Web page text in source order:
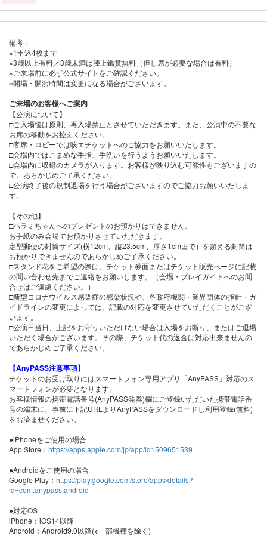
備考：
※1申込4枚まで
※3歳以上有料／3歳未満は膝上鑑賞無料（但し席が必要な場合は有料）
※ご来場前に必ず公式サイトをご確認ください。
※開場・開演時間は変更になる場合がございます。
ご来場のお客様へご案内
【公演について】
□ご入場後は原則、再入場禁止とさせていただきます。また、公演中の不要な
お席の移動をお控えください。
□客席・ロビーでは咳エチケットへのご協力をお願いいたします。
□会場内ではこまめな手指、手洗いを行うようお願いいたします。
□会場内に収録のカメラが入ります。お客様が映り込む可能性もございますの
で、あらかじめご了承ください。
□公演終了後の規制退場を行う場合がございますのでご協力お願いいたしま
す。
【その他】
□ハラミちゃんへのプレゼントのお預かりはできません。
お手紙のみ会場でお預かりさせていただきます。
定型郵便の封筒サイズ(横12cm、縦23.5cm、厚さ1cmまで）を超える封筒は
お預かりできませんのであらかじめご了承ください。
□スタンド花をご希望の際は、チケット券面またはチケット販売ページに記載
の問い合わせ先までご連絡をお願いします。（会場・プレイガイドへのお問
合せはご遠慮ください。）
□新型コロナウイルス感染症の感染状況や、各政府機関・業界団体の指針・ガ
イドラインの変更によっては、記載の対応を変更させていただくことがござ
います。
□公演日当日、上記をお守りいただけない場合は入場をお断り、またはご退場
いただく場合がございます。その際、チケット代の返金は対応出来ませんの
であらかじめご了承ください。
【AnyPASS注意事項】
チケットのお受け取りにはスマートフォン専用アプリ「AnyPASS」対応のス
マートフォンが必要となります。
お客様情報の携帯電話番号(AnyPASS発券)欄にご登録いただいた携帯電話番
号の端末に、事前に下記URLよりAnyPASSをダウンロードし利用登録(無料)
をお済ませください。
●iPhoneをご使用の場合
App Store： https://apps.apple.com/jp/app/id1509651539
●Androidをご使用の場合
Google Play： https://play.google.com/store/apps/details?
id=com.anypass.android
●対応OS
iPhone：iOS14以降
Android：Android9.0以降(※一部機種を除く)